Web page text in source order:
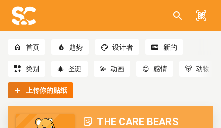
首页 趋势 设计者 新的
类别 🎄 圣诞 💫 动画 😊 感情 🐻 动物
上传你的贴纸
THE CARE BEARS